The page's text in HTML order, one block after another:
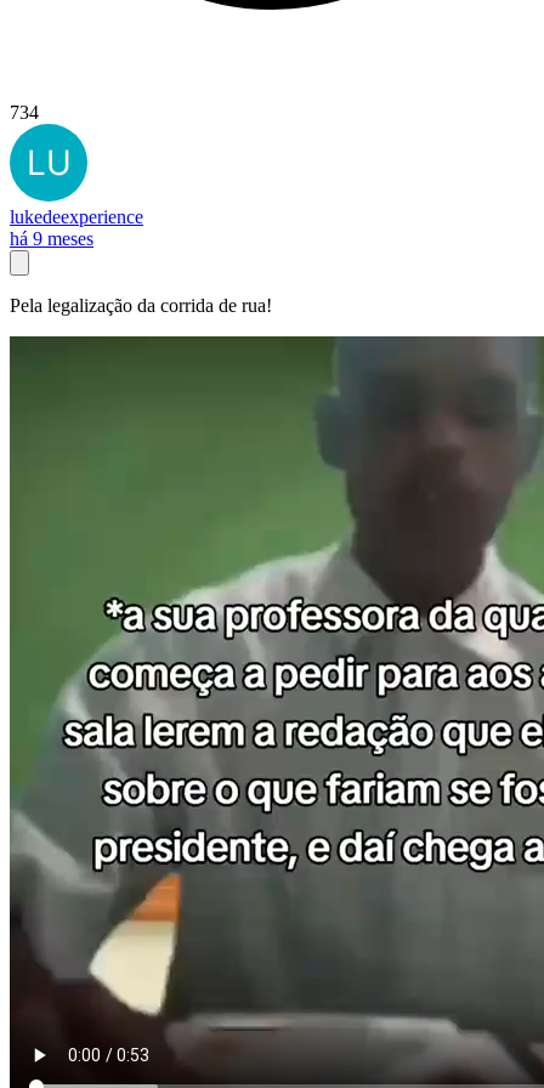
734
lukedeexperience
há 9 meses
Pela legalização da corrida de rua!